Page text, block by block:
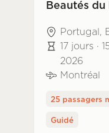
Beautés
Portugal,
17 jours ·
2026
Montréal
25 passagers
Guidé